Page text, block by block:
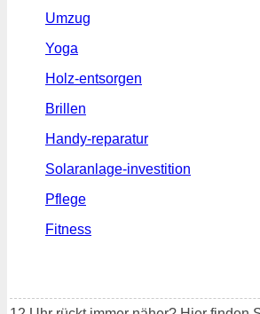
Umzug
Yoga
Holz-entsorgen
Brillen
Handy-reparatur
Solaranlage-investition
Pflege
Fitness